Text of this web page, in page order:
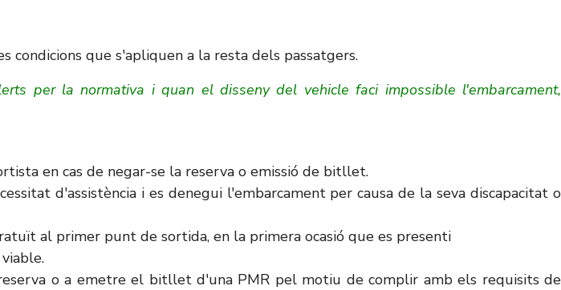
que s'apliquen a la resta dels passatgers.
per la normativa i quan el disseny del vehicle faci impossible l'embarcament,
en cas de negar-se la reserva o emissió de bitllet.
d'assistència i es denegui l'embarcament per causa de la seva discapacitat o
al primer punt de sortida, en la primera ocasió que es presenti
o a emetre el bitllet d'una PMR pel motiu de complir amb els requisits de